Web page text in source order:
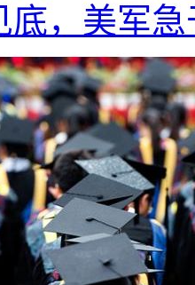
底，美军